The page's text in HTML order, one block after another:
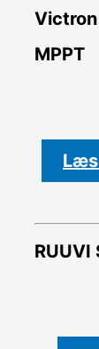
MPPT
Læs
RUUVI